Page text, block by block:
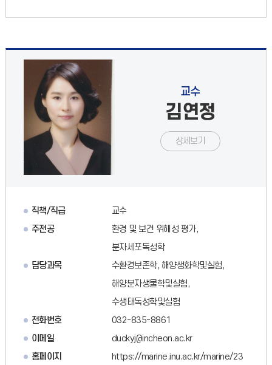
교수
김연정
상세보기
직책/직급
교수
주전공
환경 및 보건 위해성 평가,
분자세포독성학
담당과목
수환경보존학, 해양생화학및실험,
해양분자생물학및실험,
수생태독성학및실험
전화번호
032-835-8861
이메일
duckyj@incheon.ac.kr
홈페이지
https://marine.inu.ac.kr/marine/23